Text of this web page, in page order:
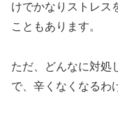
けでかなりストレス
こともあります。
ただ、どんなに対処
で、辛くなくなるわ